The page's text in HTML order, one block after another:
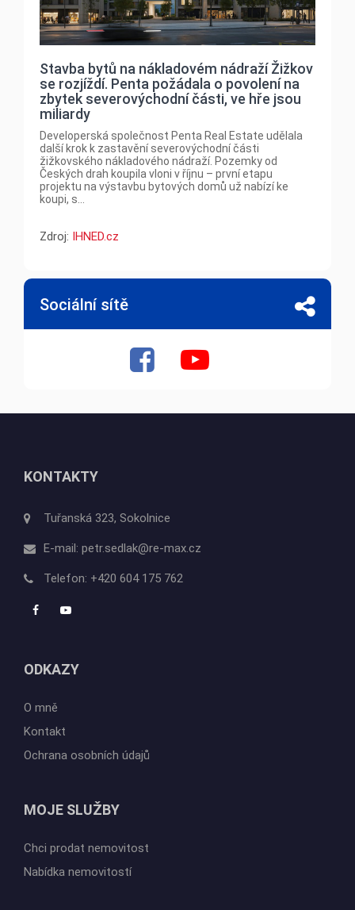
Stavba bytů na nákladovém nádraží Žižkov
se rozjíždí. Penta požádala o povolení na
zbytek severovýchodní části, ve hře jsou
miliardy
Developerská společnost Penta Real Estate udělala
další krok k zastavění severovýchodní části
žižkovského nákladového nádraží. Pozemky od
Českých drah koupila vloni v říjnu – první etapu
projektu na výstavbu bytových domů už nabízí ke
koupi, s...
Zdroj: IHNED.cz
Sociální sítě
KONTAKTY
Tuřanská 323, Sokolnice
E-mail: petr.sedlak@re-max.cz
Telefon: +420 604 175 762
ODKAZY
O mně
Kontakt
Ochrana osobních údajů
MOJE SLUŽBY
Chci prodat nemovitost
Nabídka nemovitostí